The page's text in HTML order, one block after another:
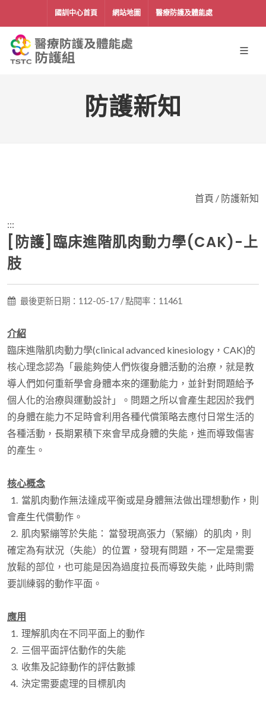
移到主要內容
國訓中心首頁 網站地圖 醫療防護及體能處
防護新知
首頁 / 防護新知
:::
[防護]臨床進階肌肉動力學(CAK)-上
肢
最後更新日期：112-05-17 / 點閱率：11461
介紹
臨床進階肌肉動力學(clinical advanced kinesiology，CAK)的
核心理念認為「最能夠使人們恢復身體活動的治療，就是教
導人們如何重新學會身體本來的運動能力，並針對問題給予
個人化的治療與運動設計」。問題之所以會產生起因於我們
的身體在能力不足時會利用各種代償策略去應付日常生活的
各種活動，長期累積下來會早成身體的失能，進而導致傷害
的產生。
核心概念
1. 當肌肉動作無法達成平衡或是身體無法做出理想動作，則
會產生代償動作。
2. 肌肉緊繃等於失能： 當發現高張力（緊繃）的肌肉，則
確定為有狀況（失能）的位置，發現有問題，不一定是需要
放鬆的部位，也可能是因為過度拉長而導致失能，此時則需
要訓練弱的動作平面。
應用
1. 理解肌肉在不同平面上的動作
2. 三個平面評估動作的失能
3. 收集及記錄動作的評估數據
4. 決定需要處理的目標肌肉